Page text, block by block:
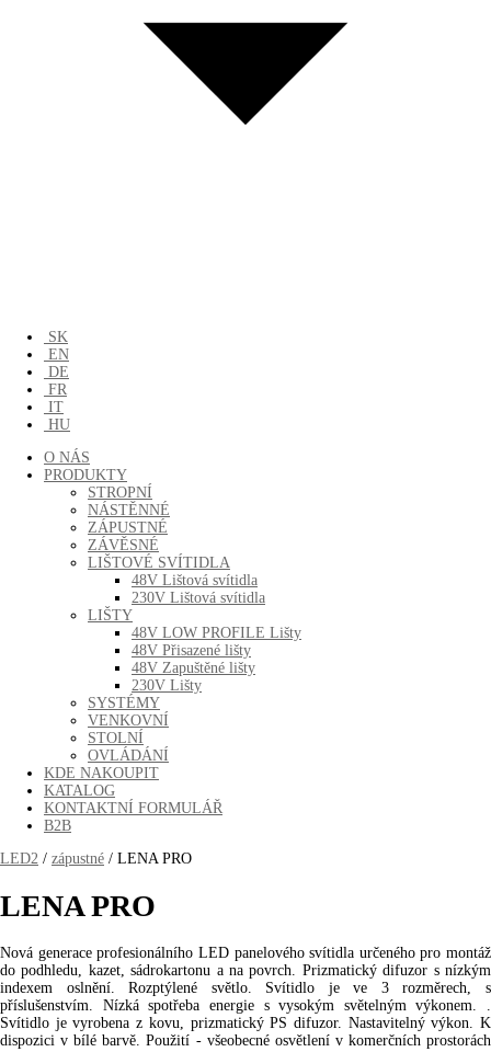
SK
EN
DE
FR
IT
HU
O NÁS
PRODUKTY
STROPNÍ
NÁSTĚNNÉ
ZÁPUSTNÉ
ZÁVĚSNÉ
LIŠTOVÉ SVÍTIDLA
48V Lištová svítidla
230V Lištová svítidla
LIŠTY
48V LOW PROFILE Lišty
48V Přisazené lišty
48V Zapuštěné lišty
230V Lišty
SYSTÉMY
VENKOVNÍ
STOLNÍ
OVLÁDÁNÍ
KDE NAKOUPIT
KATALOG
KONTAKTNÍ FORMULÁŘ
B2B
LED2 / zápustné / LENA PRO
LENA PRO
Nová generace profesionálního LED panelového svítidla určeného pro montáž
do podhledu, kazet, sádrokartonu a na povrch. Prizmatický difuzor s nízkým
indexem oslnění. Rozptýlené světlo. Svítidlo je ve 3 rozměrech, s
příslušenstvím. Nízká spotřeba energie s vysokým světelným výkonem. .
Svítidlo je vyrobena z kovu, prizmatický PS difuzor. Nastavitelný výkon. K
dispozici v bílé barvě. Použití - všeobecné osvětlení v komerčních prostorách